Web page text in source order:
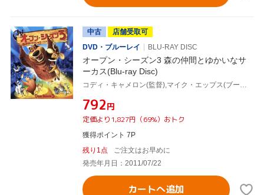
中古
店舗受取可
DVD・ブルーレイ
BLU-RAY DISC
オープン・シーズン3 森の仲間とゆかいなサ
ーカス(Blu-ray Disc)
コディ・キャメロン(監督),マイク・エップス(ブーグ),ジョエル・マクヘイル(エリオット)
¥792円
定価より1,827円（69%）おトク
獲得ポイント 7P
残り1点
ご注文はお早めに
発売年月日：2011/07/22
カートへ追加